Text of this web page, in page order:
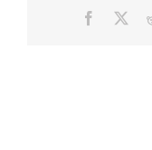
Facebook